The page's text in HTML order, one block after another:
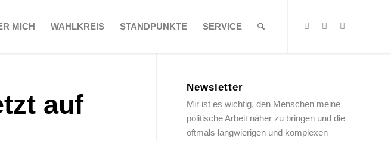
MICH WAHLKREIS STANDPUNKTE SERVICE
auf
Newsletter
Mir ist es wichtig, den Menschen meine
politische Arbeit näher zu bringen und die
oftmals langwierigen und komplexen